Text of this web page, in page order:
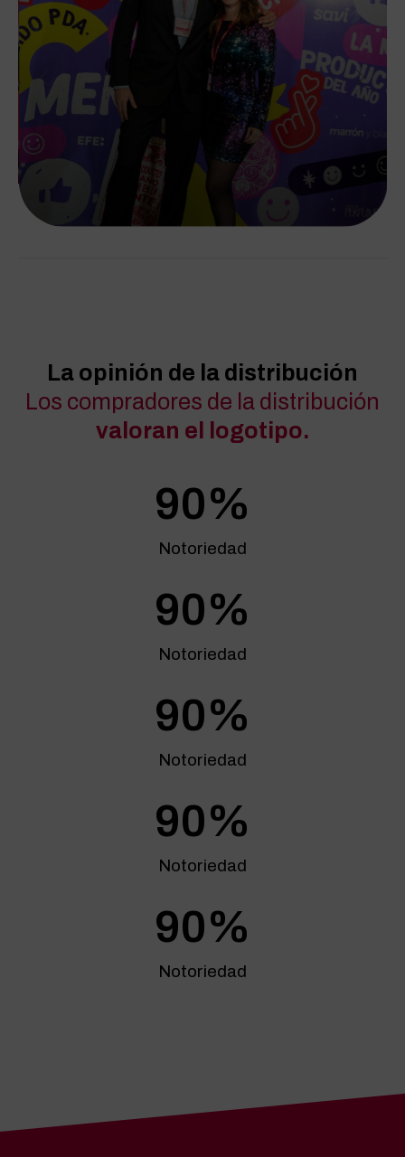
La opinión de la distribución
Los compradores de la distribución
valoran el logotipo.
90%
Notoriedad
90%
Notoriedad
90%
Notoriedad
90%
Notoriedad
90%
Notoriedad